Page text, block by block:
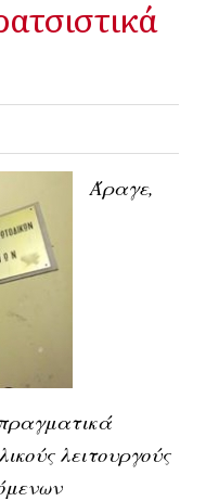
Άραγε,
λειτουργούς